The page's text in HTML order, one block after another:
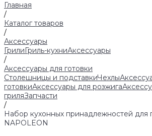
Главная
/
Каталог товаров
/
Аксессуары
ГрилиГриль-кухниАксессуары
/
Аксессуары для готовки
Столешницы и подставкиЧехлы
готовкиАксессуары для розжига
гриляЗапчасти
/
Набор кухонных принадлежностей для
NAPOLEON